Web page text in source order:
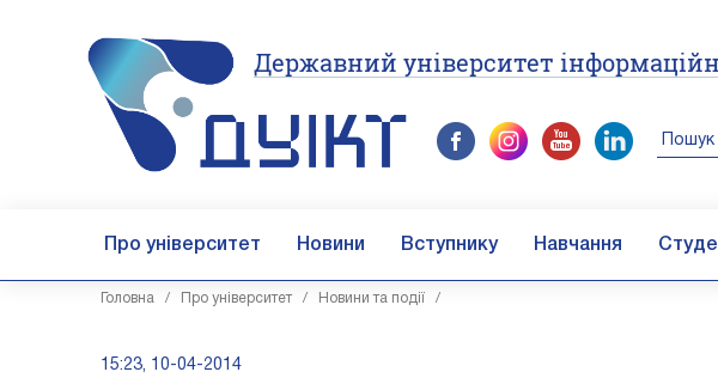
Державний університет
Про університет Новини Вступнику Навчання
Головна / Про університет/ Новини та події /
15:23, 10-04-2014